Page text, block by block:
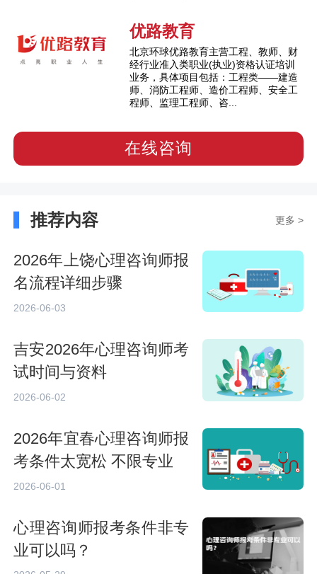
优路教育
北京环球优路教育主营工程、教师、财
经行业准入类职业(执业)资格认证培训
业务，具体项目包括：工程类——建造
师、消防工程师、造价工程师、安全工
程师、监理工程师、咨...
在线咨询
推荐内容 更多 >
2026年上饶心理咨询师报
名流程详细步骤
2026-06-03
吉安2026年心理咨询师考
试时间与资料
2026-06-02
2026年宜春心理咨询师报
考条件太宽松 不限专业
2026-06-01
心理咨询师报考条件非专
业可以吗？